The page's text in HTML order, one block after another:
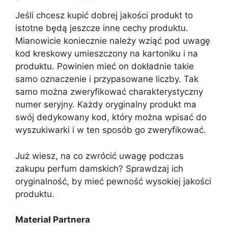
Jeśli chcesz kupić dobrej jakości produkt to
istotne będą jeszcze inne cechy produktu.
Mianowicie koniecznie należy wziąć pod uwagę
kod kreskowy umieszczony na kartoniku i na
produktu. Powinien mieć on dokładnie takie
samo oznaczenie i przypasowane liczby. Tak
samo można zweryfikować charakterystyczny
numer seryjny. Każdy oryginalny produkt ma
swój dedykowany kod, który można wpisać do
wyszukiwarki i w ten sposób go zweryfikować.
Już wiesz, na co zwrócić uwagę podczas
zakupu perfum damskich? Sprawdzaj ich
oryginalność, by mieć pewność wysokiej jakości
produktu.
Materiał Partnera